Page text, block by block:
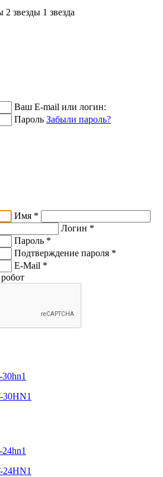
2 звeзды 1 звeзда
Ваш E-mail или логин:
Пароль Забыли пароль?
Имя *
Логин *
Пароль *
Подтверждение пароля *
E-Mail *